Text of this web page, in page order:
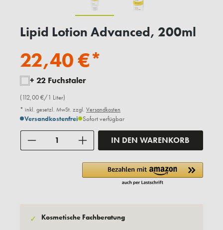
Lipid Lotion Advanced, 200ml
22,40 €*
+ 22 Fuchstaler
(112,00 €/1 Liter)
* inkl. gesetzl. MwSt. zzgl. Versandkosten
Versandkostenfrei Sofort verfügbar
IN DEN WARENKORB
✓ Kosmetische Fachberatung